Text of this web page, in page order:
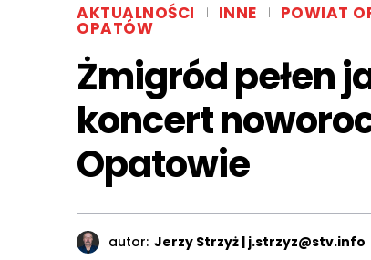
AKTUALNOŚCI INNE POWIAT
OPATÓW
Żmigród pełen
koncert
Opatowie
autor: Jerzy Strzyż | j.strzyz@stv.info